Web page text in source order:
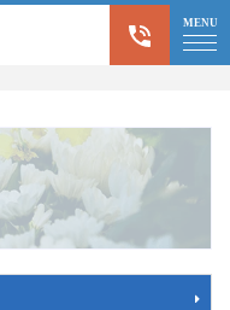
MENU
営斎場にて直葬